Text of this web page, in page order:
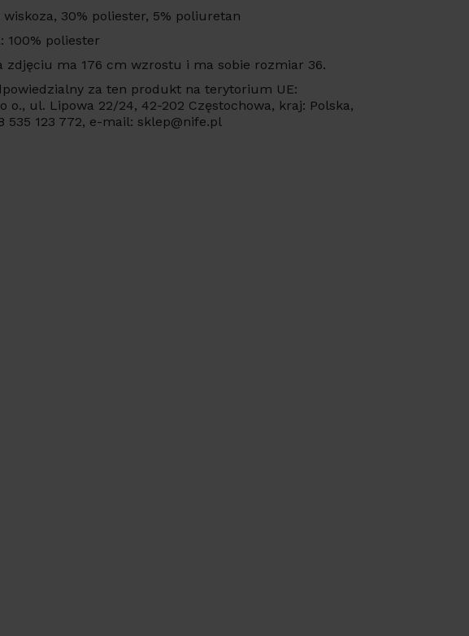
wiskoza, 30% poliester, 5% poliuretan
100% poliester
zdjęciu ma 176 cm wzrostu i ma sobie rozmiar 36.
za ten produkt na terytorium UE:
o., ul. Lipowa 22/24, 42-202 Częstochowa, kraj: Polska,
535 123 772, e-mail: sklep@nife.pl